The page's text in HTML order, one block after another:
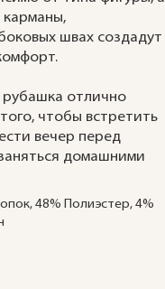
швах создадут
отлично
чтобы встретить
вечер перед
домашними
48% Полиэстер, 4%